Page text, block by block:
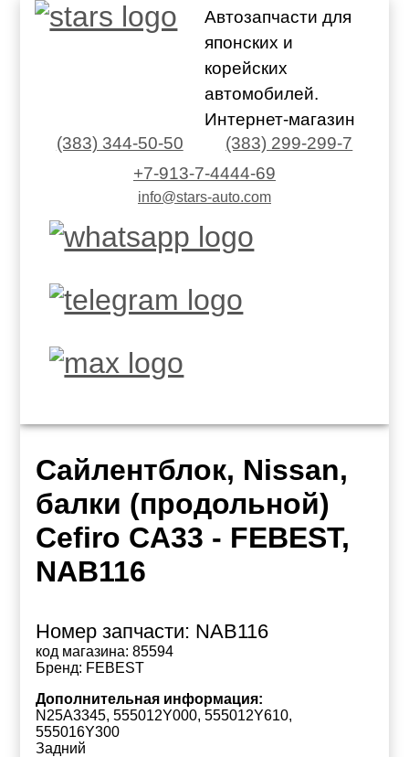
Автозапчасти для
японских и
корейских
автомобилей.
Интернет-магазин
(383) 344-50-50
(383) 299-299-7
+7-913-7-4444-69
info@stars-auto.com
Сайлентблок, Nissan,
балки (продольной)
Cefiro CA33 - FEBEST,
NAB116
Номер запчасти: NAB116
код магазина: 85594
Бренд: FEBEST
Дополнительная информация:
N25A3345, 555012Y000, 555012Y610,
555016Y300
Задний